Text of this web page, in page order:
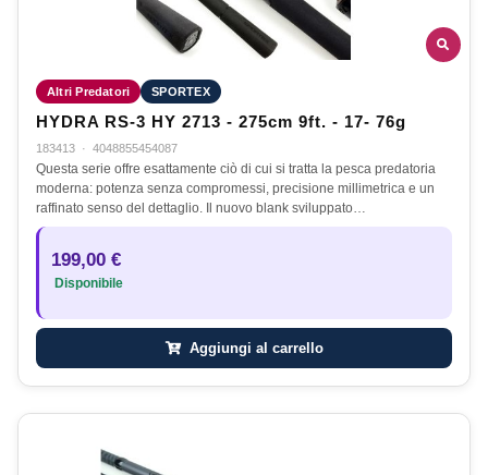
Altri Predatori SPORTEX
HYDRA RS-3 HY 2713 - 275cm 9ft. - 17- 76g
183413 · 4048855454087
Questa serie offre esattamente ciò di cui si tratta la pesca predatoria
moderna: potenza senza compromessi, precisione millimetrica e un
raffinato senso del dettaglio. Il nuovo blank sviluppato…
199,00 €
Disponibile
Aggiungi al carrello